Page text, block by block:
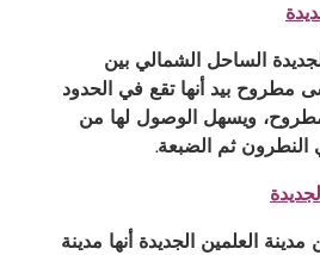
الساحل الشمالي بين
مطروح بيد أنها تقع في الحدود
مطروح، ويسهل الوصول لها من
ثم الضبعة.
العلمين الجديدة أنها مدينة